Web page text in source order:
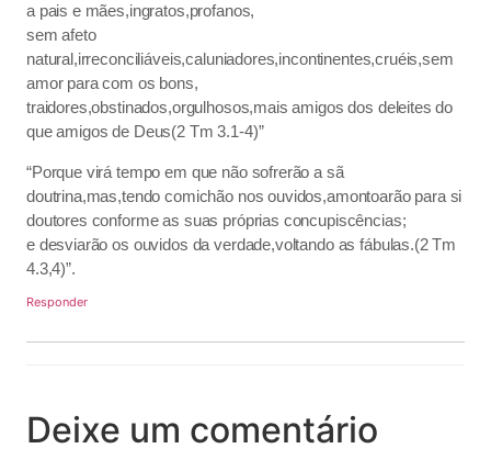
a pais e mães,ingratos,profanos,
sem afeto
natural,irreconciliáveis,caluniadores,incontinentes,cruéis,sem
amor para com os bons,
traidores,obstinados,orgulhosos,mais amigos dos deleites do
que amigos de Deus(2 Tm 3.1-4)”
“Porque virá tempo em que não sofrerão a sã
doutrina,mas,tendo comichão nos ouvidos,amontoarão para si
doutores conforme as suas próprias concupiscências;
e desviarão os ouvidos da verdade,voltando as fábulas.(2 Tm
4.3,4)”.
Responder
Deixe um comentário